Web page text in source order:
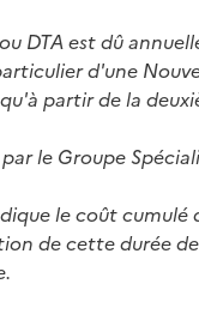
DTA est dû
d'une
partir de la
le Groupe
le coût
de cette durée